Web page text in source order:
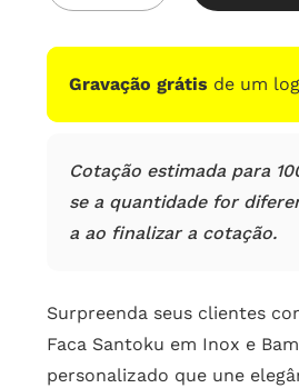
Gravação grátis de um
Cotação estimada para
se a quantidade for
a ao finalizar a cotação.
Surpreenda seus clientes
Faca Santoku em Inox e
personalizado que une